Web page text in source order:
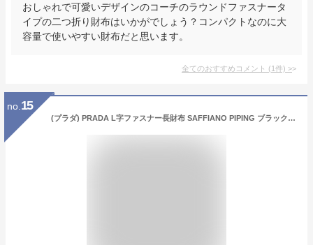
おしゃれで可愛いデザインのコーチのラウンドファスナータ
イプの二つ折り財布はいかがでしょう？コンパクトなのに大
容量で使いやすい財布だと思います。
全てのおすすめコメント (1件) >
no. 15
(プラダ) PRADA L字ファスナー長財布 SAFFIANO PIPING ブラック 1ML183 2EYC F0N12 [並行輸入品]